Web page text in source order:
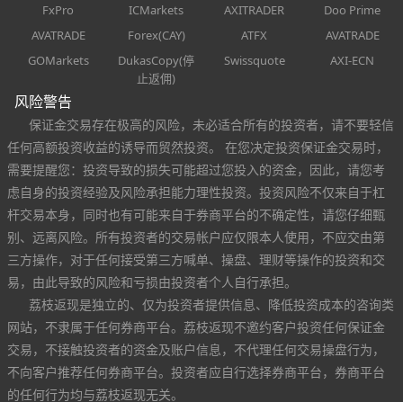
FxPro
ICMarkets AXITRADER
Doo Prime
AVATRADE
Forex(CAY) ATFX
AVATRADE
GOMarkets
DukasCopy(停
止返佣)
Swissquote AXI-ECN
风险警告
保证金交易存在极高的风险，未必适合所有的投资者，请不要轻信
任何高额投资收益的诱导而贸然投资。 在您决定投资保证金交易时，
需要提醒您：投资导致的损失可能超过您投入的资金，因此，请您考
虑自身的投资经验及风险承担能力理性投资。投资风险不仅来自于杠
杆交易本身，同时也有可能来自于券商平台的不确定性，请您仔细甄
别、远离风险。所有投资者的交易帐户应仅限本人使用，不应交由第
三方操作，对于任何接受第三方喊单、操盘、理财等操作的投资和交
易，由此导致的风险和亏损由投资者个人自行承担。
荔枝返现是独立的、仅为投资者提供信息、降低投资成本的咨询类
网站，不隶属于任何券商平台。荔枝返现不邀约客户投资任何保证金
交易，不接触投资者的资金及账户信息，不代理任何交易操盘行为，
不向客户推荐任何券商平台。投资者应自行选择券商平台，券商平台
的任何行为均与荔枝返现无关。